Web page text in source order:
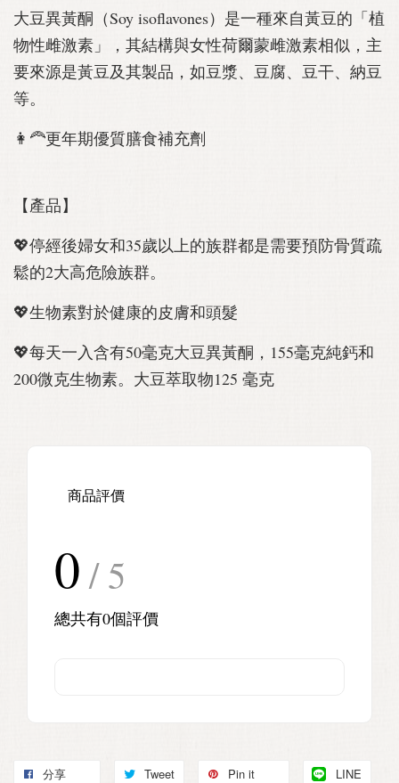
大豆異黃酮（Soy isoflavones）是一種來自黃豆的「植
物性雌激素」，其結構與女性荷爾蒙雌激素相似，主
要來源是黃豆及其製品，如豆漿、豆腐、豆干、納豆
等。
👩‍🦰更年期優質膳食補充劑
【產品】
💖停經後婦女和35歲以上的族群都是需要預防骨質疏
鬆的2大高危險族群。
💖生物素對於健康的皮膚和頭髮
💖每天一入含有50毫克大豆異黃酮，155毫克純鈣和
200微克生物素。大豆萃取物125 毫克
商品評價
0 / 5
總共有0個評價
分享 Tweet Pin it LINE